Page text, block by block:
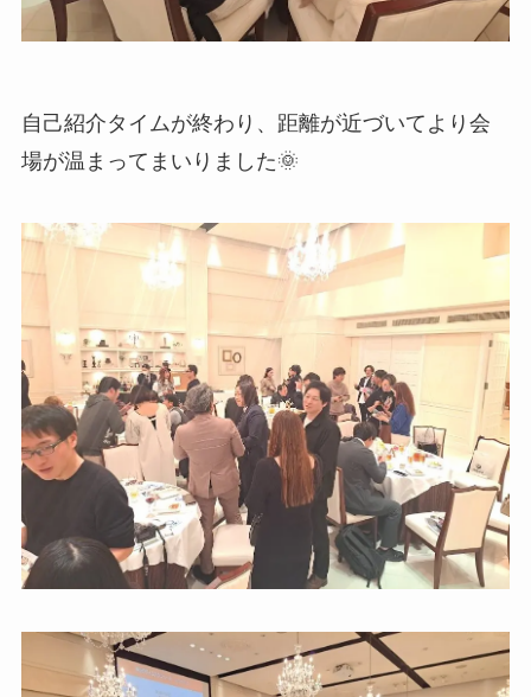
自己紹介タイムが終わり、距離が近づいてより会
場が温まってまいりました🌞